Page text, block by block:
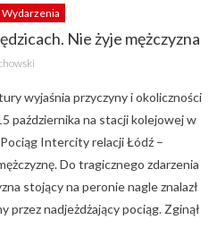
Wydarzenia
Nie żyje mężczyzna
wyjaśnia przyczyny i okoliczności
października na stacji kolejowej w
Intercity relacji Łódź –
Do tragicznego zdarzenia
stojący na peronie nagle znalazł
przez nadjeżdżający pociąg. Zginął